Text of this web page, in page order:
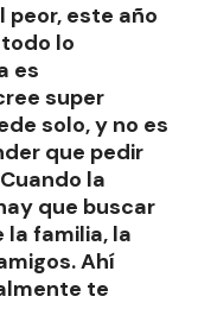
peor, este año
lo
es
super
solo, y no es
que pedir
la
que buscar
la familia, la
Ahí
te